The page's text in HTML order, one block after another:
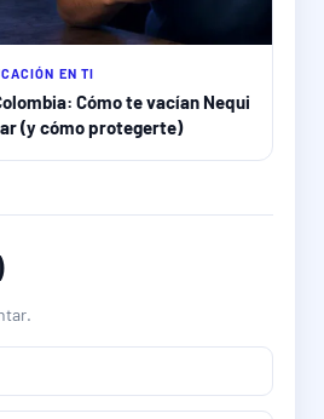
EN TI
Cómo te vacían Nequi
(y cómo protegerte)